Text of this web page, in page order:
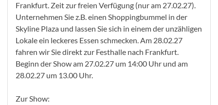
Frankfurt. Zeit zur freien Verfügung (nur am 27.02.27).
Unternehmen Sie z.B. einen Shoppingbummel in der
Skyline Plaza und lassen Sie sich in einem der unzähligen
Lokale ein leckeres Essen schmecken. Am 28.02.27
fahren wir Sie direkt zur Festhalle nach Frankfurt.
Beginn der Show am 27.02.27 um 14:00 Uhr und am
28.02.27 um 13.00 Uhr.
Zur Show: